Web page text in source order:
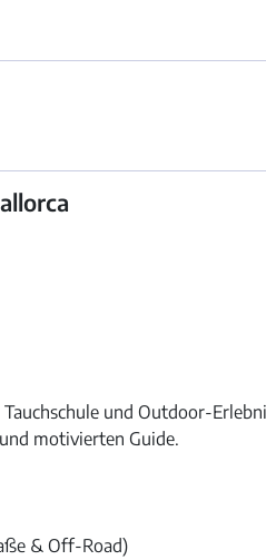
und Outdoor-
motivierten Guide.
& Off-Road)